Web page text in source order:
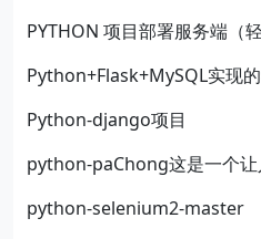
PYTHON 项目部署服务端（轻
Python+Flask+MySQL实现
Python-django项目
python-paChong这是一个让
python-selenium2-master